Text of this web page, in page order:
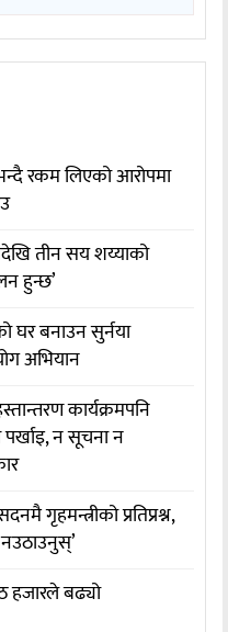
रकम लिएको आरोपमा
तीन सय शय्याको
हुन्छ’
घर बनाउन सुर्नया
अभियान
कार्यक्रमपनि
न सूचना न
गृहमन्त्रीको प्रतिप्रश्न,
हजारले बढ्यो